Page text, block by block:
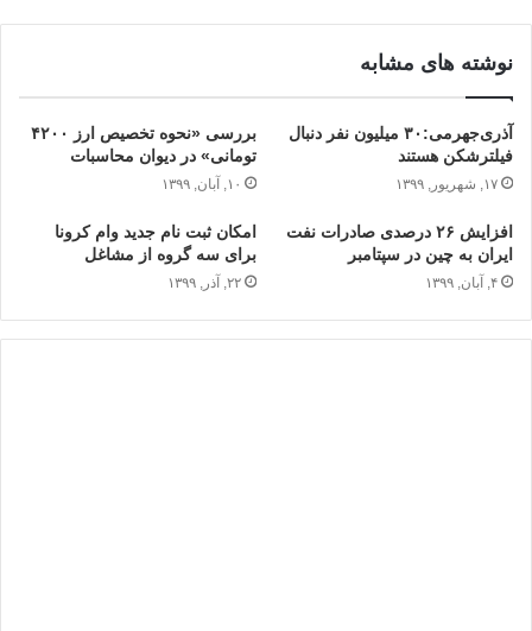
نوشته های مشابه
آذری‌جهرمی:۳۰ میلیون نفر دنبال
فیلترشکن هستند
۱۷, شهریور, ۱۳۹۹
بررسی «نحوه تخصیص ارز ۴۲۰۰
تومانی» در دیوان محاسبات
۱۰, آبان, ۱۳۹۹
افزایش ۲۶ درصدی صادرات نفت
ایران به چین در سپتامبر
۴, آبان, ۱۳۹۹
امکان ثبت نام جدید وام کرونا
برای سه گروه از مشاغل
۲۲, آذر, ۱۳۹۹